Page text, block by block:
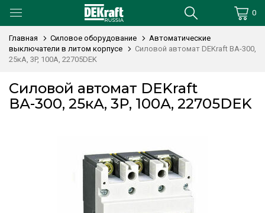
0
Главная Силовое оборудование
Автоматические
выключатели в литом корпусе
Силовой автомат DEKraft ВА-300,
25кА, 3P, 100А, 22705DEK
Силовой автомат DEKraft
ВА-300, 25кА, 3P, 100А, 22705DEK